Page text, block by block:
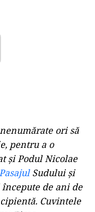
ori să
pentru a o
şi Podul Nicolae
Sudului şi
de ani de
Cuvintele